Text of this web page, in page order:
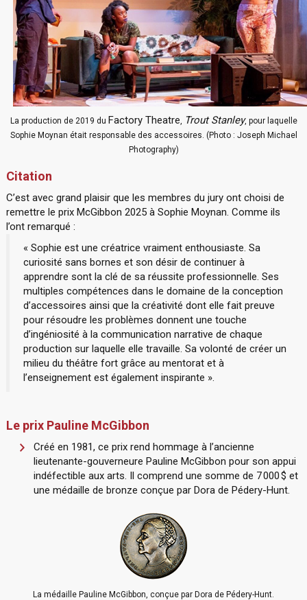
La production de 2019 du Factory Theatre Trout Stanley, pour laquelle
Sophie Moynan était responsable des accessoires. (Photo : Joseph Michael
Photography)
Citation
C’est avec grand plaisir que les membres du jury ont choisi de
remettre le prix McGibbon 2025 à Sophie Moynan. Comme ils
l’ont remarqué :
« Sophie est une créatrice vraiment enthousiaste. Sa
curiosité sans bornes et son désir de continuer à
apprendre sont la clé de sa réussite professionnelle. Ses
multiples compétences dans le domaine de la conception
d’accessoires ainsi que la créativité dont elle fait preuve
pour résoudre les problèmes donnent une touche
d’ingéniosité à la communication narrative de chaque
production sur laquelle elle travaille. Sa volonté de créer un
milieu du théâtre fort grâce au mentorat et à
l’enseignement est également inspirante ».
Le prix Pauline McGibbon
Créé en 1981, ce prix rend hommage à l’ancienne
lieutenante-gouverneure Pauline McGibbon pour son appui
indéfectible aux arts. Il comprend une somme de 7 000 $ et
une médaille de bronze conçue par Dora de Pédery-Hunt.
La médaille Pauline McGibbon, conçue par Dora de Pédery-Hunt.